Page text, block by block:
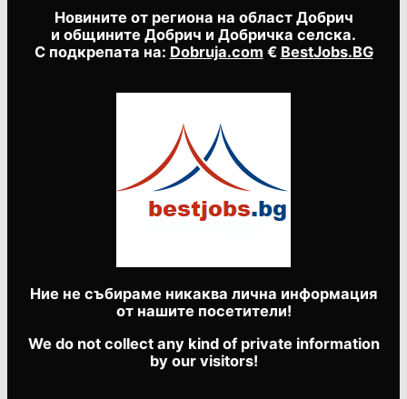
Новините от региона на област Добрич
и общините Добрич и Добричка селска.
С подкрепата на: Dobruja.com € BestJobs.BG
Ние не събираме никаква лична информация
от нашите посетители!
We do not collect any kind of private information
by our visitors!